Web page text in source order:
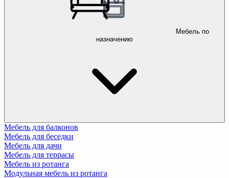
Мебель по
назначению
Мебель для балконов
Мебель для беседки
Мебель для дачи
Мебель для террасы
Мебель из ротанга
Модульная мебель из ротанга